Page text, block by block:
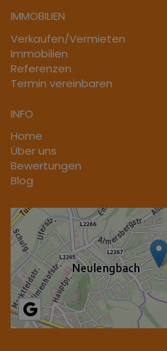
IMMOBILIEN
Verkaufen/Vermieten
Immobilien
Referenzen
Termin vereinbaren
INFO
Home
Über uns
Bewertungen
Blog